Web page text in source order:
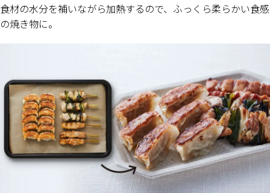
食材の水分を補いながら加熱するので、ふっくら柔らかい食感
の焼き物に。